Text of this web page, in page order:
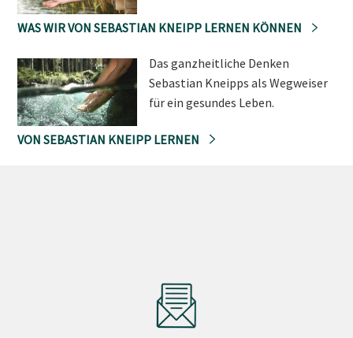
WAS WIR VON SEBASTIAN KNEIPP LERNEN KÖNNEN
Das ganzheitliche Denken
Sebastian Kneipps als Wegweiser
für ein gesundes Leben.
VON SEBASTIAN KNEIPP LERNEN